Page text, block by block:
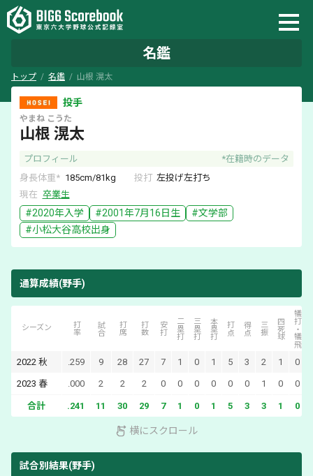
名鑑
トップ 名鑑 山根 滉太
投手
山根 滉太
やまね こうた
プロフィール
*在籍時のデータ
身長体重* 185cm/81kg 投打 左投げ左打ち
現在 卒業生
#2020年入学 #2001年7月16日 生 #文学部
#小松大谷高校出身
通算成績(野手)
シーズン 打率 試合 打席 打数 安打 二塁打 三塁打 本塁打 打点 得点 三振 四死球 犠打・犠飛
2022 秋 .259 9 28 27 7 1 0 1 5 3 2 1 0
2023 春 .000 2 2 2 0 0 0 0 0 0 1 0 0
合計 .241 11 30 29 7 1 0 1 5 3 3 1 0
横にスクロール
試合別結果(野手)